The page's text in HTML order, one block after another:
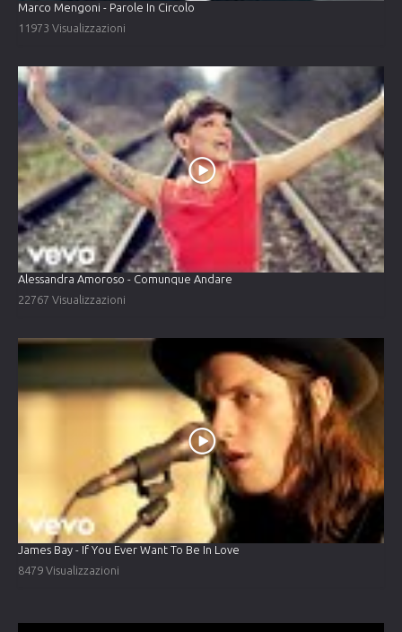
Marco Mengoni - Parole In Circolo
11973 Visualizzazioni
Alessandra Amoroso - Comunque Andare
22767 Visualizzazioni
James Bay - If You Ever Want To Be In Love
8479 Visualizzazioni